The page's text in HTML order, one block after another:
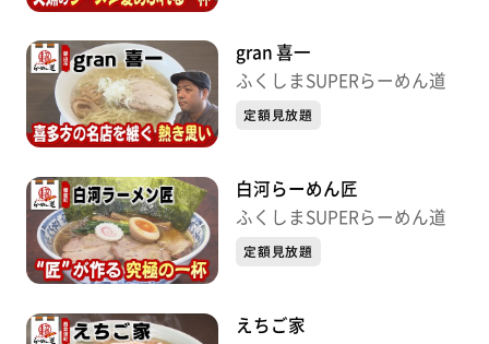
gran 喜一
ふくしまSUPERらーめん道
定額見放題
白河らーめん匠
ふくしまSUPERらーめん道
定額見放題
えちご家